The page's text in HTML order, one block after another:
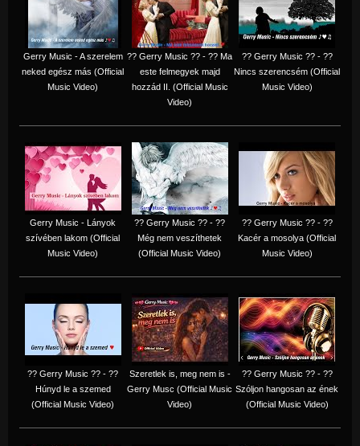
Gerry Music - A szerelem
neked egész más (Official
Music Video)
?? Gerry Music ?? - ?? Ma
este felmegyek majd
hozzád II. (Official Music
Video)
?? Gerry Music ?? - ??
Nincs szerencsém (Official
Music Video)
Gerry Music - Lányok
szívében lakom (Official
Music Video)
?? Gerry Music ?? - ??
Még nem veszíthetek
(Official Music Video)
?? Gerry Music ?? - ??
Kacér a mosolya (Official
Music Video)
?? Gerry Music ?? - ??
Húnyd le a szemed
(Official Music Video)
Szeretlek is, meg nem is -
Gerry Musc (Official Music
Video)
?? Gerry Music ?? - ??
Szóljon hangosan az ének
(Official Music Video)